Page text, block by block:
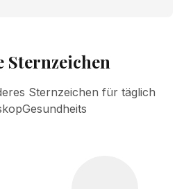
Sternzeichen
Sternzeichen für täglich